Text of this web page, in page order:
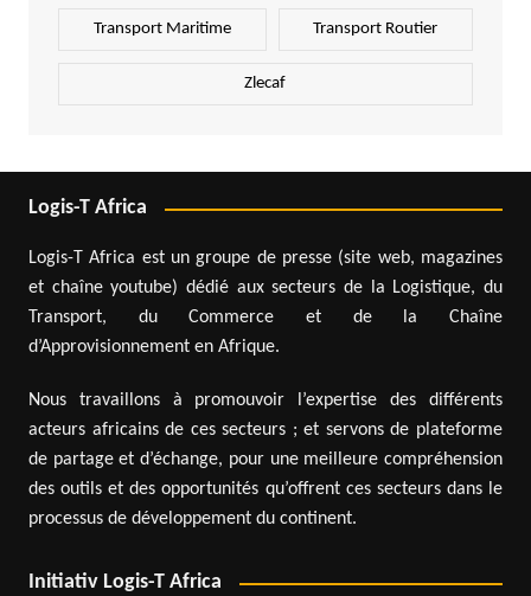
Transport Maritime Transport Routier
Zlecaf
Logis-T Africa
Logis-T Africa est un groupe de presse (site web, magazines
et chaîne youtube) dédié aux secteurs de la Logistique, du
Transport, du Commerce et de la Chaîne
d’Approvisionnement en Afrique.
Nous travaillons à promouvoir l’expertise des différents
acteurs africains de ces secteurs ; et servons de plateforme
de partage et d’échange, pour une meilleure compréhension
des outils et des opportunités qu’offrent ces secteurs dans le
processus de développement du continent.
Initiativ Logis-T Africa